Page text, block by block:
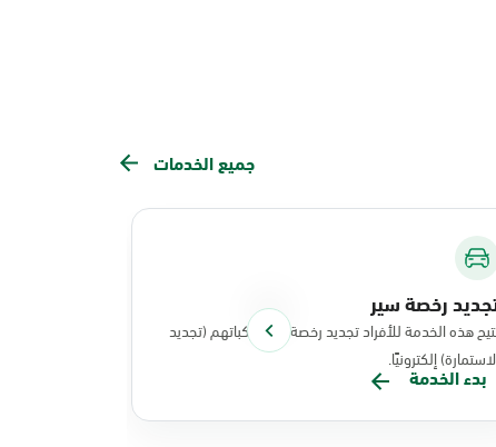
جميع الخدمات
رخصة سير
هذه الخدمة للأفراد تجديد رخصة سير مركباتهم (تجديد
إلكترونيًا.
بدء الخدمة